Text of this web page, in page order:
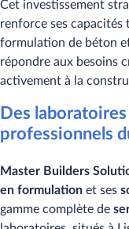
Cet investissement
renforce ses capacités
formulation de béton
répondre aux besoins
activement à la
Des
professionnels
Master Builders
en formulation et ses
gamme complète de